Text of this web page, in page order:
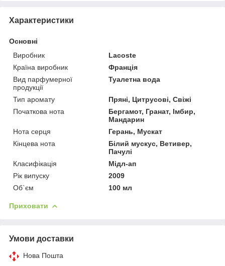
Характеристики
Основні
Виробник
Lacoste
Країна виробник
Франція
Вид парфумерної
продукції
Туалетна вода
Тип аромату
Пряні, Цитрусові, Свіжі
Початкова нота
Бергамот, Гранат, Імбир,
Мандарин
Нота серця
Герань, Мускат
Кінцева нота
Білий мускус, Ветивер,
Пачулі
Класифікація
Мідл-ап
Рік випуску
2009
Об`єм
100 мл
Приховати
Умови доставки
Нова Пошта